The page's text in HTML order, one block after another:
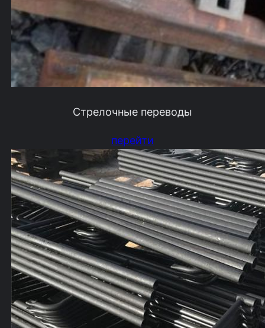
Стрелочные переводы
перейти